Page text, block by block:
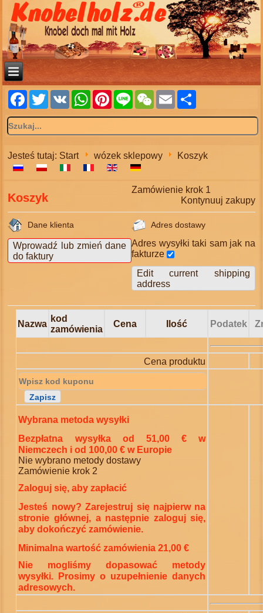
Facebook
TwitterVK WhatsApp
Pinterest
Line WeChatEmail
Jesteś tutaj: Start wózek sklepowy Koszyk
Koszyk
Zamówienie krok 1
Kontynuuj zakupy
Dane klienta
Wprowadź lub zmień dane
do faktury
Adres dostawy
Adres wysyłki taki sam jak na
fakturze
Edit current shipping
address
Nazwa
kod
zamówienia
Cena Ilość Podatek
Cena produktu
Wybrana metoda wysyłki
Bezpłatna wysyłka od 51,00 € w
Niemczech i od 100,00 € w Europie
Nie wybrano metody dostawy
Zamówienie krok 2
Zaloguj się, aby zapłacić
Jesteś nowy? Zarejestruj się najpierw na
stronie głównej, a następnie zaloguj się,
aby dokończyć zamówienie.
Minimalna wartość zamówienia 21,00 €
Nie mogliśmy dopasować metody
wysyłki. Prosimy o uzupełnienie danych
adresowych.